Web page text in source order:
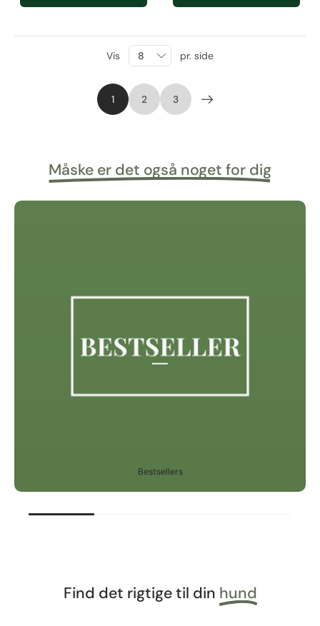
1 2 3
Vis pr. side
Måske er det også noget for dig
Bestsellers
Find det rigtige til din hund